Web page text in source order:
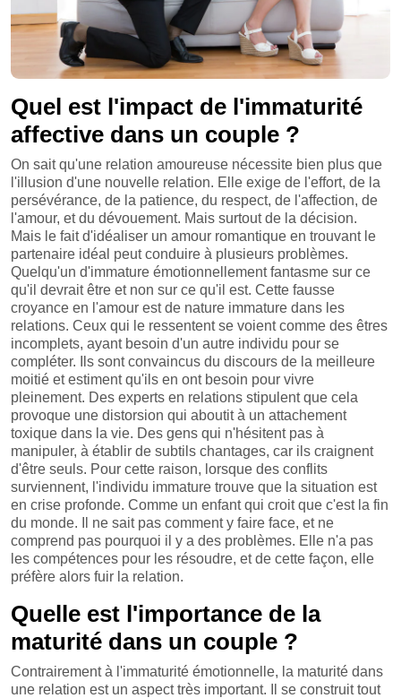
Quel est l'impact de l'immaturité
affective dans un couple ?
On sait qu'une relation amoureuse nécessite bien plus que
l'illusion d'une nouvelle relation. Elle exige de l'effort, de la
persévérance, de la patience, du respect, de l'affection, de
l'amour, et du dévouement. Mais surtout de la décision.
Mais le fait d'idéaliser un amour romantique en trouvant le
partenaire idéal peut conduire à plusieurs problèmes.
Quelqu'un d'immature émotionnellement fantasme sur ce
qu'il devrait être et non sur ce qu'il est. Cette fausse
croyance en l'amour est de nature immature dans les
relations. Ceux qui le ressentent se voient comme des êtres
incomplets, ayant besoin d'un autre individu pour se
compléter. Ils sont convaincus du discours de la meilleure
moitié et estiment qu'ils en ont besoin pour vivre
pleinement. Des experts en relations stipulent que cela
provoque une distorsion qui aboutit à un attachement
toxique dans la vie. Des gens qui n'hésitent pas à
manipuler, à établir de subtils chantages, car ils craignent
d'être seuls. Pour cette raison, lorsque des conflits
surviennent, l'individu immature trouve que la situation est
en crise profonde. Comme un enfant qui croit que c'est la fin
du monde. Il ne sait pas comment y faire face, et ne
comprend pas pourquoi il y a des problèmes. Elle n'a pas
les compétences pour les résoudre, et de cette façon, elle
préfère alors fuir la relation.
Quelle est l'importance de la
maturité dans un couple ?
Contrairement à l'immaturité émotionnelle, la maturité dans
une relation est un aspect très important. Il se construit tout